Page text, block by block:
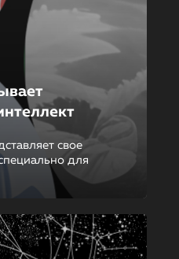
свое
для